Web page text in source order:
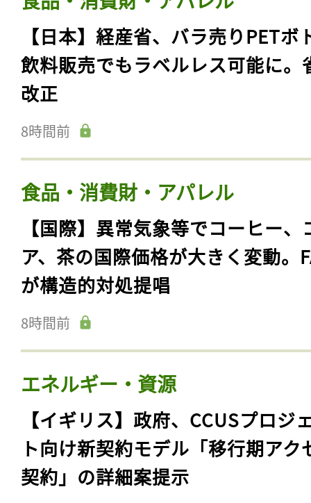
【日本】経産省、バラ売りPETボ
飲料販売でもラベルレス可能に。
改正
8時間前
食品・消費財・アパレル
【国際】異常気象等でコーヒー、
ア、茶の国際価格が大きく変動。
が構造的対処提唱
8時間前
エネルギー・資源
【イギリス】政府、CCUSプロジ
ト向け新契約モデル「移行期アク
契約」の詳細案提示